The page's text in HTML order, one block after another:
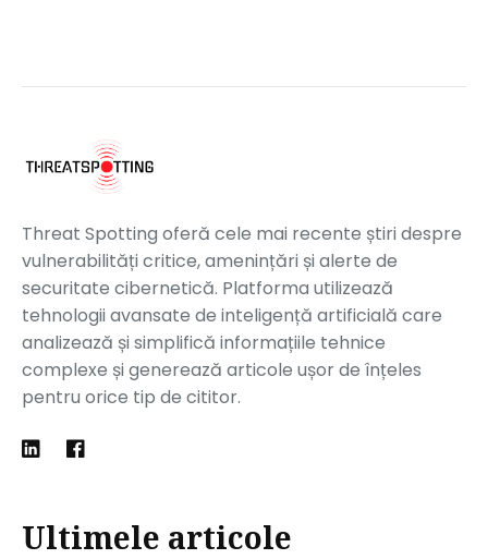
Threat Spotting oferă cele mai recente știri despre
vulnerabilități critice, amenințări și alerte de
securitate cibernetică. Platforma utilizează
tehnologii avansate de inteligență artificială care
analizează și simplifică informațiile tehnice
complexe și generează articole ușor de înțeles
pentru orice tip de cititor.
Ultimele articole